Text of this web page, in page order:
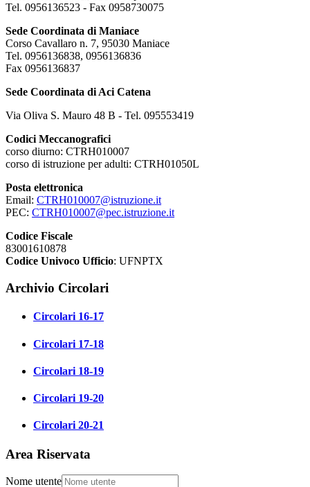
Tel. 0956136523 - Fax 0958730075
Sede Coordinata di Maniace
Corso Cavallaro n. 7, 95030 Maniace
Tel. 0956136838, 0956136836
Fax 0956136837
Sede Coordinata di Aci Catena
Via Oliva S. Mauro 48 B - Tel. 095553419
Codici Meccanografici
corso diurno: CTRH010007
corso di istruzione per adulti: CTRH01050L
Posta elettronica
Email: CTRH010007@istruzione.it
PEC: CTRH010007@pec.istruzione.it
Codice Fiscale
83001610878
Codice Univoco Ufficio: UFNPTX
Archivio Circolari
Circolari 16-17
Circolari 17-18
Circolari 18-19
Circolari 19-20
Circolari 20-21
Area Riservata
Nome utente